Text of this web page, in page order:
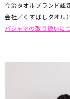
今治タオルブランド
会社／くすばしタオル）
パジャマの取り扱いに